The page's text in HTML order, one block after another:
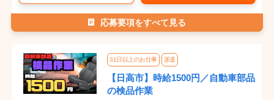
応募要項をすべて見る
31日以上のお仕事 派遣
【日高市】時給1500円／自動車部品
の検品作業